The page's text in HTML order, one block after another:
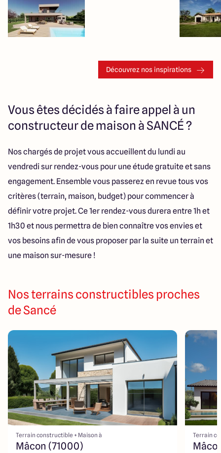
Découvrez nos inspirations
Vous êtes décidés à faire appel à un
constructeur de maison à SANCÉ ?
Nos chargés de projet vous accueillent du lundi au
vendredi sur rendez-vous pour une étude gratuite et sans
engagement. Ensemble vous passerez en revue tous vos
critères (terrain, maison, budget) pour commencer à
définir votre projet. Ce 1er rendez-vous durera entre 1h et
1h30 et nous permettra de bien connaître vos envies et
vos besoins afin de vous proposer par la suite un terrain et
une maison sur-mesure !
Nos terrains constructibles proches
de Sancé
Terrain constructible + Maison à
Mâcon (71000)
Terrain